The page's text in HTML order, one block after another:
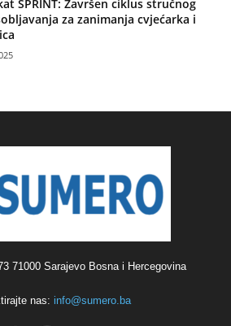
SPRINT: Završen ciklus stručnog
za zanimanja cvjećarka i
71000 Sarajevo Bosna i Hercegovina
nas: info@sumero.ba